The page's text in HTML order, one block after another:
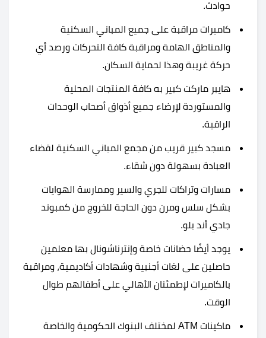
حوادث.
كاميرات مراقبة على جميع المباني السكنية
والمناطق الهامة ومراقبة كافة التحركات ورصد أي
حركة غريبة وهذا لحماية السكان.
هايبر ماركت كبير به كافة المنتجات المحلية
والمستوردة لإرضاء جميع أذواق أصحاب الوحدات
الراقية.
مسجد كبير قريب من مجمع المباني السكنية لقضاء
العبادة بسهولة دون شقاء.
مسارات وتراكات للجري والسير وممارسة الهوايات
بشكل سلس ومرن دون الحاجة للخروج من كمبوند
جادي أند بلو.
يوجد أيضًا حضانات خاصة وإنترناشونال بها معلمين
حاصلين على لغات أجنبية وشهادات أكاديمية، ومراقبة
بالكاميرات لإطمئنان الأهالي على أطفالهم طوال
الوقت.
ماكينات ATM لمختلف البنوك الحكومية والخاصة